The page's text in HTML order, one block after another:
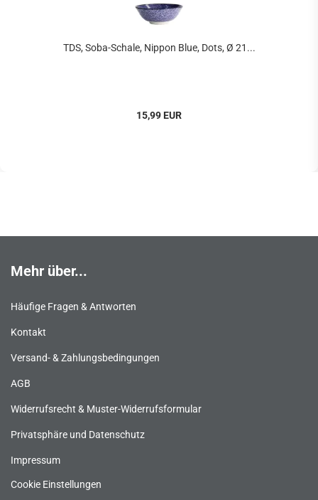
TDS, Soba-Schale, Nippon Blue, Dots, Ø 21...
15,99 EUR
Mehr über...
Häufige Fragen & Antworten
Kontakt
Versand- & Zahlungsbedingungen
AGB
Widerrufsrecht & Muster-Widerrufsformular
Privatsphäre und Datenschutz
Impressum
Cookie Einstellungen